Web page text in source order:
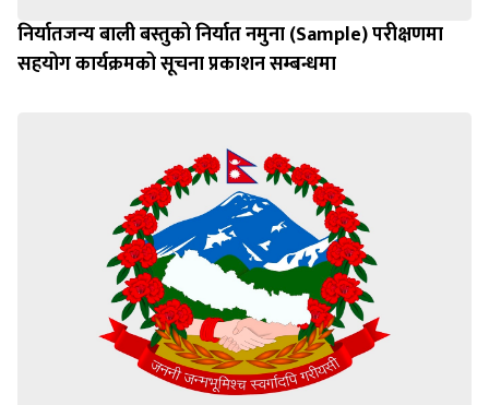
निर्यातजन्य बाली बस्तुको निर्यात नमुना (Sample) परीक्षणमा
सहयोग कार्यक्रमको सूचना प्रकाशन सम्बन्धमा